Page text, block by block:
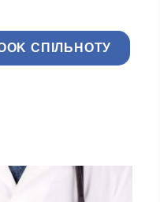
СПІЛЬНОТУ